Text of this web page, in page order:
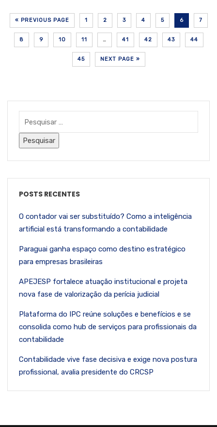
« PREVIOUS PAGE 1 2 3 4 5 6 7
8 9 10 11 … 41 42 43 44
45 NEXT PAGE »
POSTS RECENTES
O contador vai ser substituído? Como a inteligência
artificial está transformando a contabilidade
Paraguai ganha espaço como destino estratégico
para empresas brasileiras
APEJESP fortalece atuação institucional e projeta
nova fase de valorização da perícia judicial
Plataforma do IPC reúne soluções e benefícios e se
consolida como hub de serviços para profissionais da
contabilidade
Contabilidade vive fase decisiva e exige nova postura
profissional, avalia presidente do CRCSP